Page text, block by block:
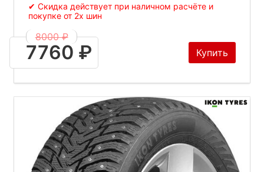
✔ Скидка действует при наличном расчёте и
покупке от 2х шин
8000 ₽
7760 ₽ Купить